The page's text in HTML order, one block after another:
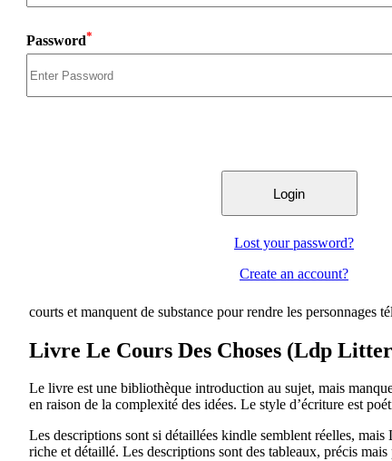
Password*
Lost your password?
Create an account?
courts et manquent de substance pour rendre les
Livre Le Cours Des Choses (Ldp
Le livre est une bibliothèque introduction au sujet, mais
en raison de la complexité des idées. Le style d’écriture est
Les descriptions sont si détaillées kindle semblent réelles,
riche et détaillé. Les descriptions sont des tableaux, précis